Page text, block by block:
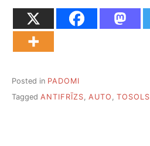
Posted in PADOMI
Tagged ANTIFRĪZS AUTO TOSOLS